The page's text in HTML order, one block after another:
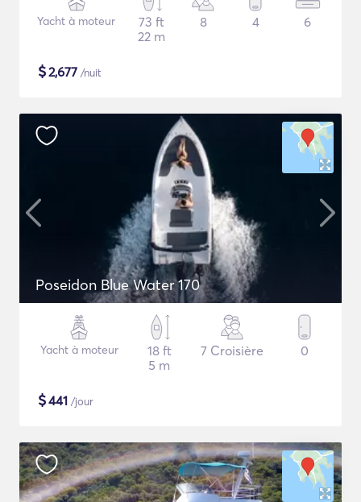
Yacht à moteur
73 ft
22 m
8 4 6
$2,677 /nuit
Poseidon Blue Water 170
Yacht à moteur
18 ft
5 m
7 Croisière 0
$441 /jour